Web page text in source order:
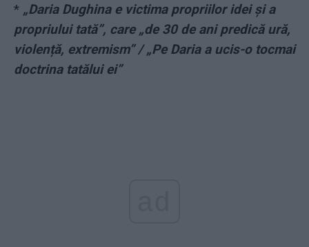
* „Daria Dughina e victima propriilor idei și a
propriului tată”, care „de 30 de ani predică ură,
violență, extremism” / „Pe Daria a ucis-o tocmai
doctrina tatălui ei”